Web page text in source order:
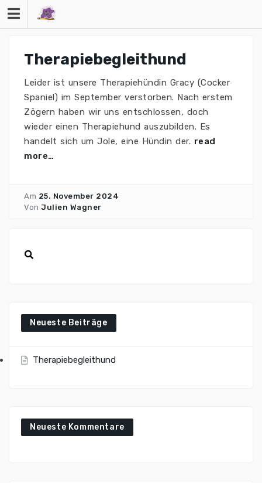
Therapiebegleithund
Leider ist unsere Therapiehündin Gracy (Cocker
Spaniel) im September verstorben. Nach erstem
Zögern haben wir uns entschlossen, doch
wieder einen Therapiehund auszubilden. Es
handelt sich um Jole, eine Hündin der. read
more…
Am 25. November 2024
Von Julien Wagner
Neueste Beiträge
Therapiebegleithund
Neueste Kommentare